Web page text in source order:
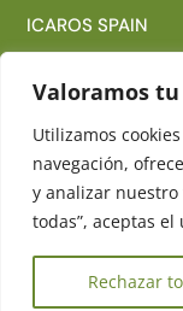
Valoramos
Utilizamos
navegación,
y analizar nuestro
todas”, aceptas el
Rechazar
ICAROS SPAIN
Copyright ©